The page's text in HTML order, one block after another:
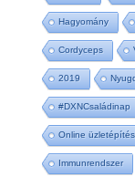
Hagyomány
Cordyceps
2019
#DXNCsaládinap
Online üzletépítés
Immunrendszer